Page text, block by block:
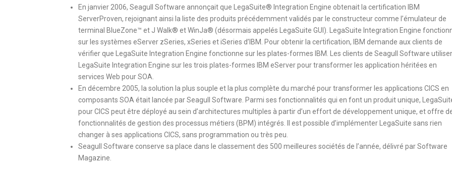
En janvier 2006, Seagull Software annonçait que LegaSuite® Integration Engine obtenait la certification IBM
ServerProven, rejoignant ainsi la liste des produits précédemment validés par le constructeur comme l’émulateur de
terminal BlueZone™ et J Walk® et WinJa® (désormais appelés LegaSuite GUI). LegaSuite Integration Engine
sur les systèmes eServer zSeries, xSeries et iSeries d’IBM. Pour obtenir la certification, IBM demande aux clients de
vérifier que LegaSuite Integration Engine fonctionne sur les plates-formes IBM. Les clients de Seagull Software
LegaSuite Integration Engine sur les trois plates-formes IBM eServer pour transformer les application héritées en
services Web pour SOA.
En décembre 2005, la solution la plus souple et la plus complète du marché pour transformer les applications CICS en
composants SOA était lancée par Seagull Software. Parmi ses fonctionnalités qui en font un produit unique,
pour CICS peut être déployé au sein d’architectures multiples à partir d’un effort de développement unique, et offre
fonctionnalités de gestion des processus métiers (BPM) intégrés. Il est possible d’implémenter LegaSuite sans rien
changer à ses applications CICS, sans programmation ou très peu.
Seagull Software conserve sa place dans le classement des 500 meilleures sociétés de l’année, délivré par Software
Magazine.